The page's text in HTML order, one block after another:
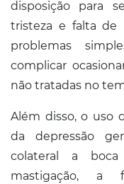
disposição para
tristeza e falta de
problemas
complicar
não tratadas no
Além disso, o uso
da depressão
colateral a
mastigação,